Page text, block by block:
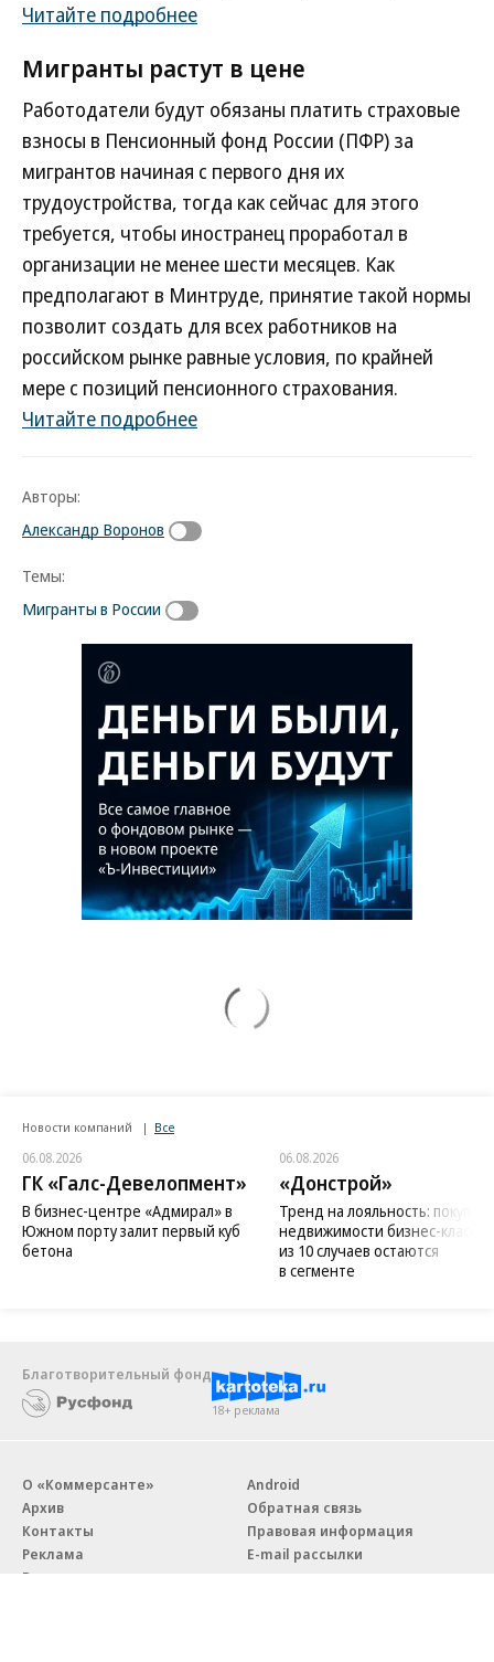
Читайте подробнее
Мигранты растут в цене
Работодатели будут обязаны платить страховые
взносы в Пенсионный фонд России (ПФР) за
мигрантов начиная с первого дня их
трудоустройства, тогда как сейчас для этого
требуется, чтобы иностранец проработал в
организации не менее шести месяцев. Как
предполагают в Минтруде, принятие такой нормы
позволит создать для всех работников на
российском рынке равные условия, по крайней
мере с позиций пенсионного страхования.
Читайте подробнее
Авторы:
Александр Воронов
Темы:
Мигранты в России
Новости компаний Все
06.08.2026
ГК «Галс-Девелопмент»
В бизнес-центре «Адмирал» в
Южном порту залит первый куб
бетона
06.08.2026
«Донстрой»
Тренд на лояльность:
недвижимости бизнес-класса
из 10 случаев остаются
в сегменте
Благотворительный фонд
18+ реклама
О «Коммерсанте»
Архив
Контакты
Реклама
Вакансии
Android
Обратная связь
Правовая информация
E-mail рассылки